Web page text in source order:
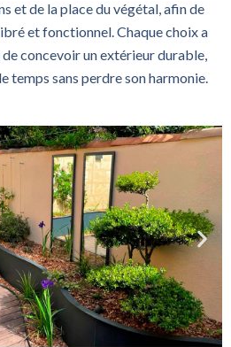
et de la place du végétal, afin de
et fonctionnel. Chaque choix a
concevoir un extérieur durable,
temps sans perdre son harmonie.